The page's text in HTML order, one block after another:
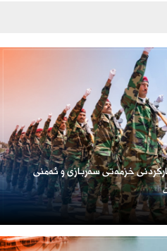
خزمەتی سەربازی و ئەمنی